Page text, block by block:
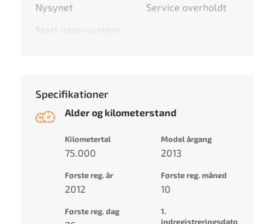
Nysynet
Service overholdt
Start/stop-system
Specifikationer
Alder og kilometerstand
Kilometertal
75.000
Model årgang
2013
Første reg. år
2012
Første reg. måned
10
Første reg. dag
1.
indregistreringsdato